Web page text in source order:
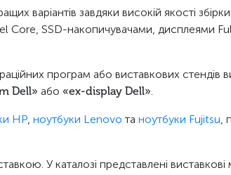
варіантів завдяки високій якості
Core, SSD-накопичувачами, дисплеями
програм або виставкових стендів
Dell» або «ex-display Dell».
HP, ноутбуки Lenovo та ноутбуки Fujitsu,
У каталозі представлені